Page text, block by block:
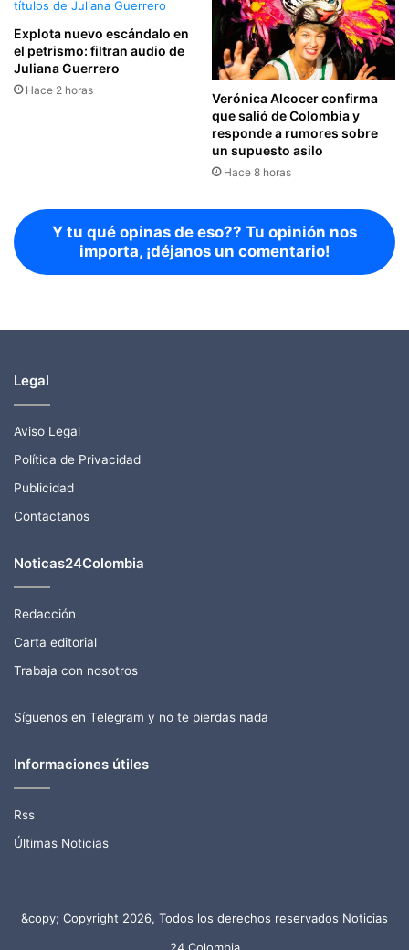
Explota nuevo escándalo en
el petrismo: filtran audio de
Juliana Guerrero
Hace 2 horas
Verónica Alcocer confirma
que salió de Colombia y
responde a rumores sobre
un supuesto asilo
Hace 8 horas
Y tu qué opinas de eso?? Tu opinión nos
importa, ¡déjanos un comentario!
Legal
Aviso Legal
Política de Privacidad
Publicidad
Contactanos
Noticas24Colombia
Redacción
Carta editorial
Trabaja con nosotros
Síguenos en Telegram y no te pierdas nada
Informaciones útiles
Rss
Últimas Noticias
&copy; Copyright 2026, Todos los derechos reservados Noticias